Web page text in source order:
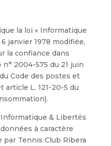
la loi « Informatique
janvier 1978 modifiée,
la confiance dans
n° 2004-575 du 21 juin
Code des postes et
L. 121-20-5 du
& Libertés
à caractère
Tennis Club Ribera